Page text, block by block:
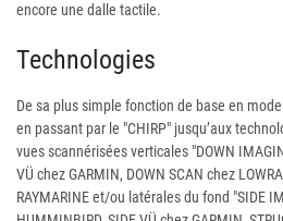
encore une dalle tactile.
Technologies
De sa plus simple fonction de base en
en passant par le "CHIRP" jusqu’aux
vues scannérisées verticales "DOWN
VÜ chez GARMIN, DOWN SCAN chez
RAYMARINE et/ou latérales du fond "SIDE